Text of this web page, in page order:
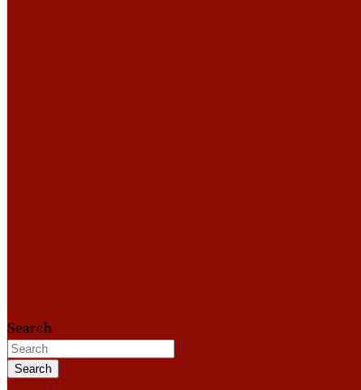
Search
Search